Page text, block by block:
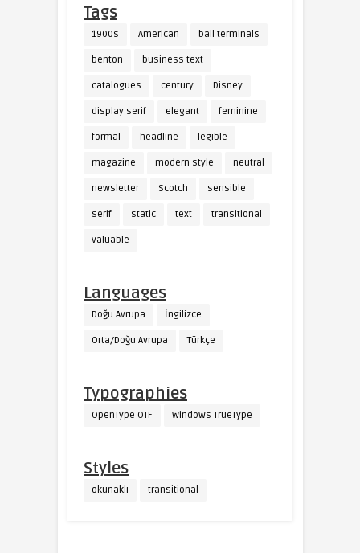
Tags
1900s American ball terminals
benton business text
catalogues century Disney
display serif elegant feminine
formal headline legible
magazine modern style neutral
newsletter Scotch sensible
serif static text transitional
valuable
Languages
Doğu Avrupa İngilizce
Orta/Doğu Avrupa Türkçe
Typographies
OpenType OTF Windows TrueType
Styles
okunaklı transitional